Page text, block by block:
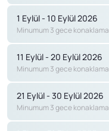
1 Eylül - 10 Eylül 2026
Minumum 3 gece konaklama
11 Eylül - 20 Eylül 2026
Minumum 3 gece konaklama
21 Eylül - 30 Eylül 2026
Minumum 3 gece konaklama